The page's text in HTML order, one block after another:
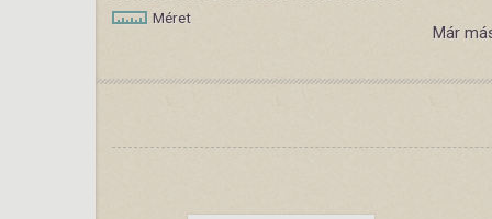
Méret
Már